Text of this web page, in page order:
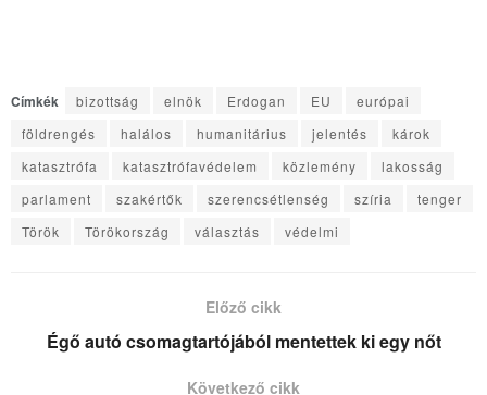
Címkék bizottság elnök Erdogan EU
európai
földrengés
halálos humanitárius jelentés
károk
katasztrófa
katasztrófavédelem közlemény
lakosság
parlament
szakértők szerencsétlenség szíria
tenger
Török
Törökország választás védelmi
Előző cikk
Égő autó csomagtartójából mentettek ki egy nőt
Következő cikk